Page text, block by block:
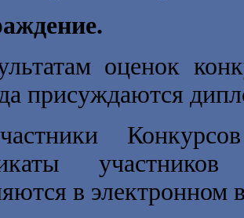
оценок
присуждаются
в электронном